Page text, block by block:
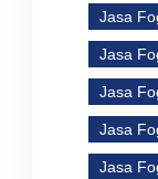
Jasa
Jasa
Jasa
Jasa
Jasa